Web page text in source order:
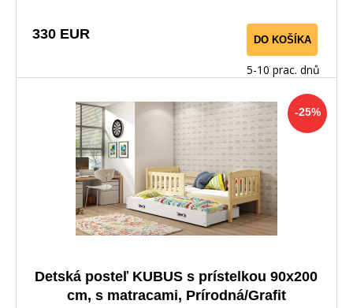
330 EUR DO KOŠÍKA
5-10 prac. dnů
-25%
Detská posteľ KUBUS s prístelkou 90x200
cm, s matracami, Prírodná/Grafit